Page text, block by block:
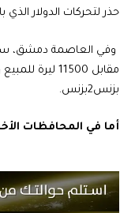
حذر لتحركات الدولار
وفي العاصمة دمشق،
مقابل 11500
بزنس2بزنس.
أما في المحافظات